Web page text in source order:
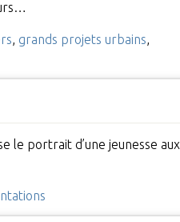
grands projets urbains
le portrait d’une jeunesse aux